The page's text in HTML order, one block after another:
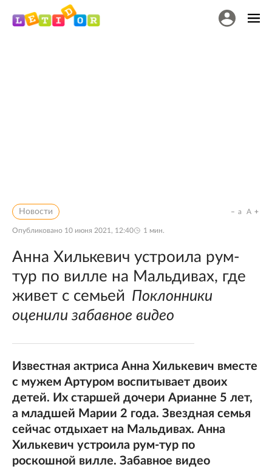
Новости
Опубликовано 10 июня 2021, 12:40 1 мин.
a A
Анна Хилькевич устроила рум-
тур по вилле на Мальдивах, где
живет с семьей Поклонники
оценили забавное видео
Известная актриса Анна Хилькевич вместе
с мужем Артуром воспитывает двоих
детей. Их старшей дочери Арианне 5 лет,
а младшей Марии 2 года. Звездная семья
сейчас отдыхает на Мальдивах. Анна
Хилькевич устроила рум-тур по
роскошной вилле. Забавное видео